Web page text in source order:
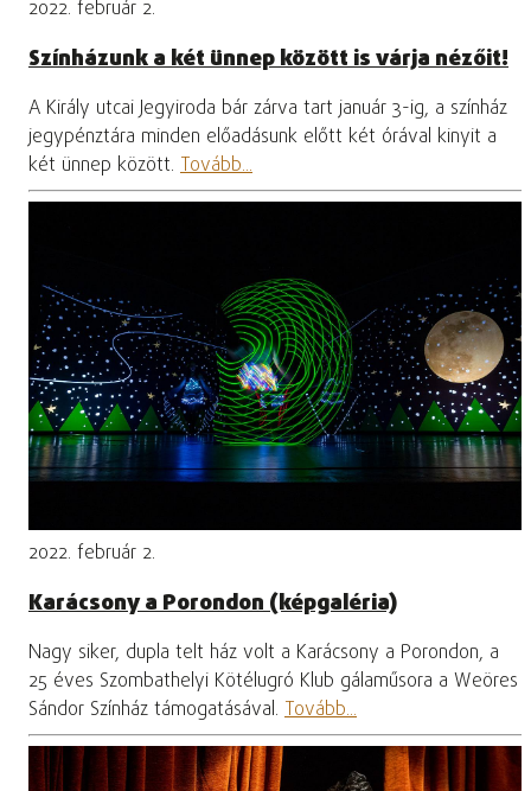
2022. február 2.
Színházunk a két ünnep között is várja nézőit!
A Király utcai Jegyiroda bár zárva tart január 3-ig, a színház
jegypénztára minden előadásunk előtt két órával kinyit a
két ünnep között. Tovább...
2022. február 2.
Karácsony a Porondon (képgaléria)
Nagy siker, dupla telt ház volt a Karácsony a Porondon, a
25 éves Szombathelyi Kötélugró Klub gálaműsora a Weöres
Sándor Színház támogatásával. Tovább...